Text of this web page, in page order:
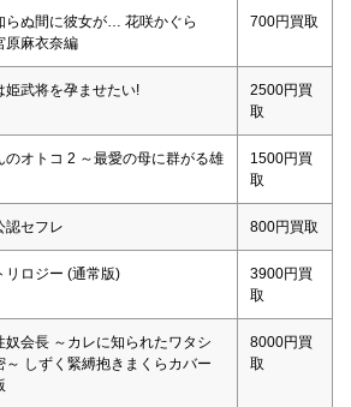
らぬ間に彼女が… 花咲かぐら
原麻衣奈編
700円買取
姫武将を孕ませたい!
2500円買
取
のオトコ 2 ～最愛の母に群がる雄
1500円買
取
認セフレ 800円買取
リロジー (通常版)
3900円買
取
奴会長 ～カレに知られたワタシ
～ しずく緊縛抱きまくらカバー
8000円買
取